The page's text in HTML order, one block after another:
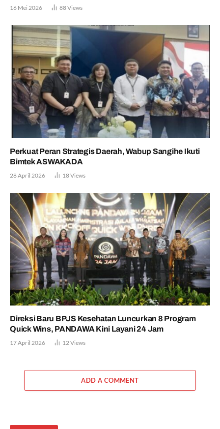
16 Mei 2026 88Views
Perkuat Peran Strategis Daerah, Wabup Sangihe Ikuti
Bimtek ASWAKADA
28 April 2026 18Views
Direksi Baru BPJS Kesehatan Luncurkan 8 Program
Quick Wins, PANDAWA Kini Layani 24 Jam
17 April 2026 12Views
ADD A COMMENT